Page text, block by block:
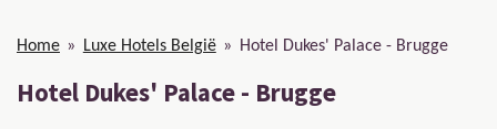
Home » Luxe Hotels België » Hotel Dukes' Palace - Brugge
Hotel Dukes' Palace - Brugge